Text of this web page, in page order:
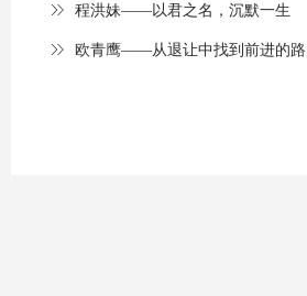
程洪妹——以君之名，沉默一生
欧青鹰——从退让中找到前进的路